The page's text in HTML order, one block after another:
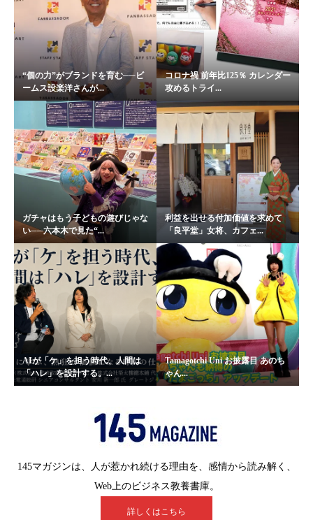
“個の力”がブランドを育む──ビ
ームス設楽洋さんが...
コロナ禍 前年比125％ カレンダー
攻めるトライ...
ガチャはもう子どもの遊びじゃな
い──六本木で見た“...
利益を出せる付加価値を求めて
「良平堂」女将、カフェ...
AIが「ケ」を担う時代、人間は
「ハレ」を設計する。...
Tamagotchi Uni お披露目 あのち
ゃん...
145マガジンは、人が惹かれ続ける理由を、感情から読み解く、
Web上のビジネス教養書庫。
詳しくはこちら